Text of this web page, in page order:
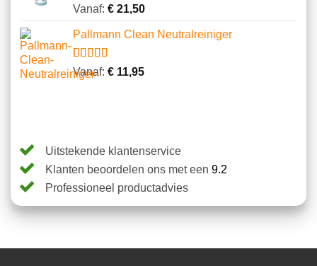
Gewaardeerd
gebaseerd
op
2
klantbeoordelingen
Vanaf: €21,50
Pallmann Clean Neutralreiniger
Gewaardeerd
4.60op 5
5
Vanaf: €11,95
Uitstekende klantenservice
Klanten beoordelen ons met een 9.2
Professioneel productadvies